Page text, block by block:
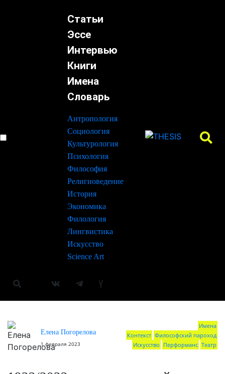
Статьи
Эссе
Интервью
Книги
Имена
Словарь
Антропология
Социология
Культурология
Психология
Философия
Религиоведение
История
Экономика
Филология
Лингвистика
Искусство
Science Art
Елена Погорелова
1 февраля 2023
Имена
Контекст Философский пароход
Искусство Перформанс Театр